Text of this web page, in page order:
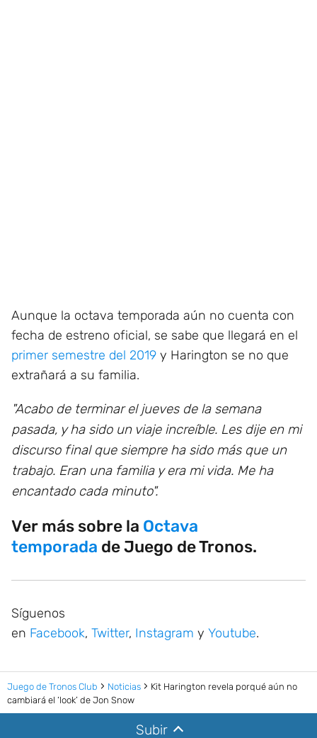
Aunque la octava temporada aún no cuenta con
fecha de estreno oficial, se sabe que llegará en el
primer semestre del 2019 y Harington se no que
extrañará a su familia.
"Acabo de terminar el jueves de la semana
pasada, y ha sido un viaje increíble. Les dije en mi
discurso final que siempre ha sido más que un
trabajo. Eran una familia y era mi vida. Me ha
encantado cada minuto".
Ver más sobre la Octava
temporada de Juego de Tronos.
Síguenos
en Facebook, Twitter, Instagram y Youtube.
Juego de Tronos Club Noticias
Kit Harington revela porqué aún no
cambiará el ‘look’ de Jon Snow
Subir